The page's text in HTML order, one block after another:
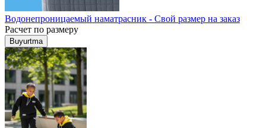
Водонепроницаемый наматрасник - Свой размер на заказ
Расчет по размеру
Buyurtma